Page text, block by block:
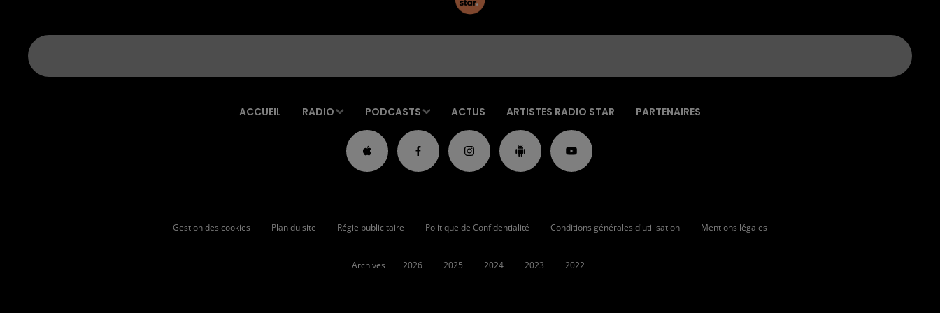
ACCUEIL RADIO PODCASTS ACTUS ARTISTES RADIO STAR PARTENAIRES
Gestion des cookies Plan du site Régie publicitaire Politique de Confidentialité Conditions générales d'utilisation Mentions légales
Archives 2026 2025 2024 2023 2022